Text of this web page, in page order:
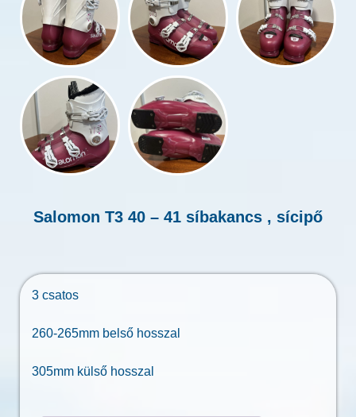
Salomon T3 40 – 41 síbakancs , sícipő
3 csatos
260-265mm belső hosszal
305mm külső hosszal